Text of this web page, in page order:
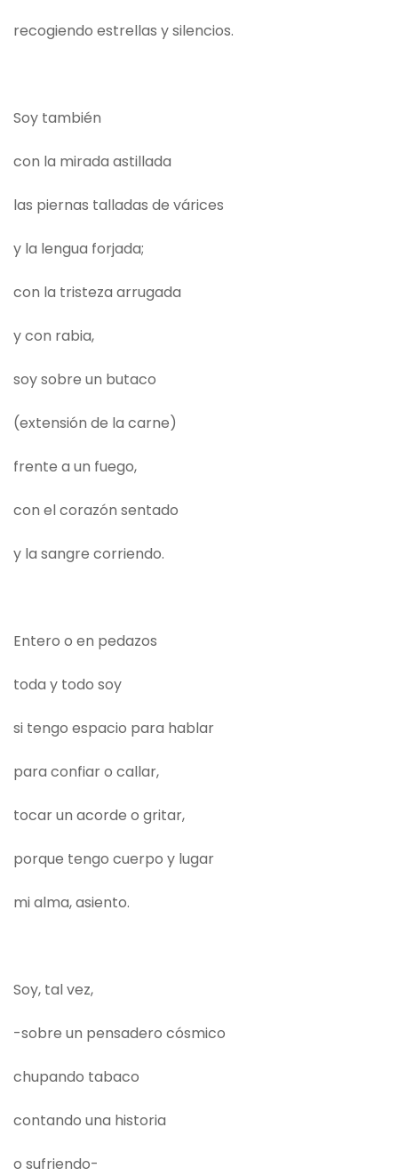
recogiendo estrellas y silencios.
Soy también
con la mirada astillada
las piernas talladas de várices
y la lengua forjada;
con la tristeza arrugada
y con rabia,
soy sobre un butaco
(extensión de la carne)
frente a un fuego,
con el corazón sentado
y la sangre corriendo.
Entero o en pedazos
toda y todo soy
si tengo espacio para hablar
para confiar o callar,
tocar un acorde o gritar,
porque tengo cuerpo y lugar
mi alma, asiento.
Soy, tal vez,
-sobre un pensadero cósmico
chupando tabaco
contando una historia
o sufriendo-